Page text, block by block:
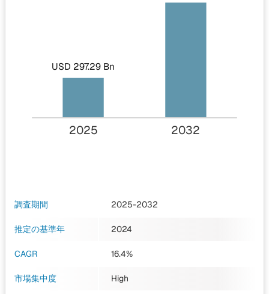
USD 297.29 Bn
2025 2032
調査期間 2025-2032
推定の基準年 2024
CAGR 16.4%
市場集中度 High